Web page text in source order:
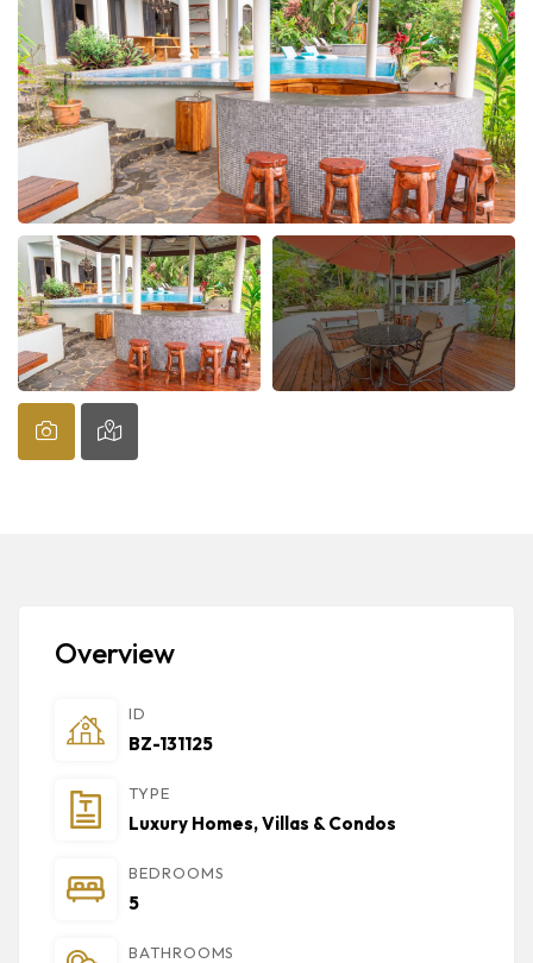
Overview
ID
BZ-131125
TYPE
Luxury Homes, Villas & Condos
BEDROOMS
5
BATHROOMS